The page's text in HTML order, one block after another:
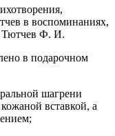
в воспоминаниях,
Тютчев Ф. И.
в подарочном
шагрени
вставкой, а